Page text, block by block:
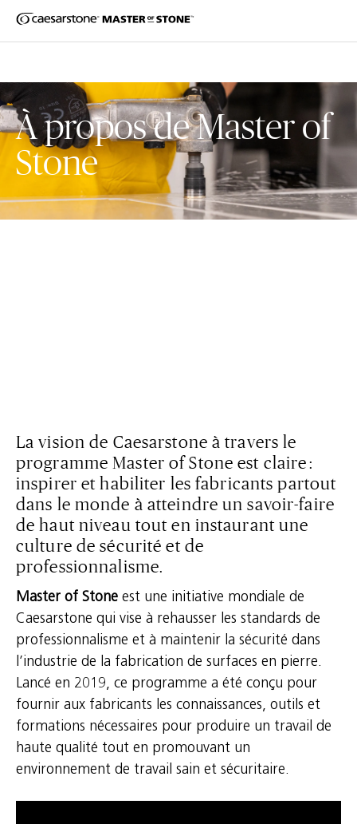
À propos deMaster of
Stone
La vision de Caesarstone à travers le
programme Master of Stone est claire :
inspirer et habiliter les fabricants partout
dans le monde à atteindre un savoir-faire
de haut niveau tout en instaurant une
culture de sécurité et de
professionnalisme.
Master of Stone est une initiative mondiale de
Caesarstone qui vise à rehausser les standards de
professionnalisme et à maintenir la sécurité dans
l’industrie de la fabrication de surfaces en pierre.
Lancé en 2019, ce programme a été conçu pour
fournir aux fabricants les connaissances, outils et
formations nécessaires pour produire un travail de
haute qualité tout en promouvant un
environnement de travail sain et sécuritaire.